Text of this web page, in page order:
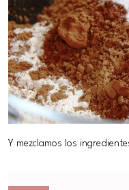
Y mezclamos los